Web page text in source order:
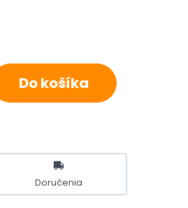
Do košíka
Doručenia